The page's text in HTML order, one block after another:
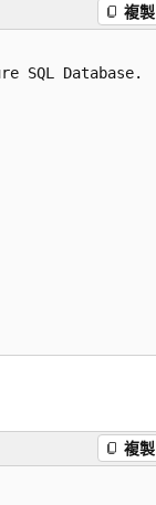
複製
SQL Database.
複製